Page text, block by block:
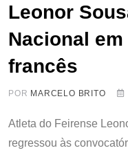
Leonor
Nacional
francês
POR MARCELO BRITO
Atleta do Feirense
regressou às